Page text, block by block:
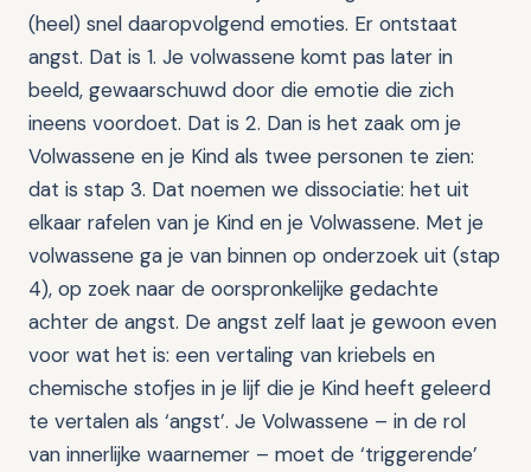
(heel) snel daaropvolgend emoties. Er ontstaat
angst. Dat is 1. Je volwassene komt pas later in
beeld, gewaarschuwd door die emotie die zich
ineens voordoet. Dat is 2. Dan is het zaak om je
Volwassene en je Kind als twee personen te zien:
dat is stap 3. Dat noemen we dissociatie: het uit
elkaar rafelen van je Kind en je Volwassene. Met je
volwassene ga je van binnen op onderzoek uit (stap
4), op zoek naar de oorspronkelijke gedachte
achter de angst. De angst zelf laat je gewoon even
voor wat het is: een vertaling van kriebels en
chemische stofjes in je lijf die je Kind heeft geleerd
te vertalen als ‘angst’. Je Volwassene – in de rol
van innerlijke waarnemer – moet de ‘triggerende’